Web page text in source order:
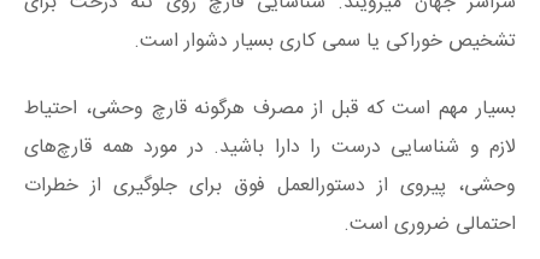
تشخیص خوراکی یا سمی کاری بسیار دشوار است.
بسیار مهم است که قبل از مصرف هرگونه قارچ وحشی، احتیاط
لازم و شناسایی درست را دارا باشید. در مورد همه قارچ‌های
وحشی، پیروی از دستورالعمل فوق برای جلوگیری از خطرات
احتمالی ضروری است.